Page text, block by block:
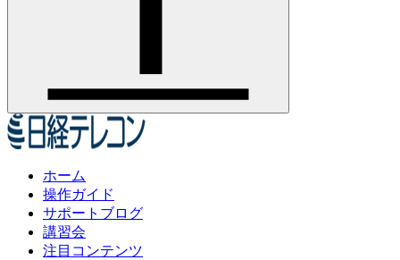
ホーム
操作ガイド
サポートブログ
講習会
注目コンテンツ